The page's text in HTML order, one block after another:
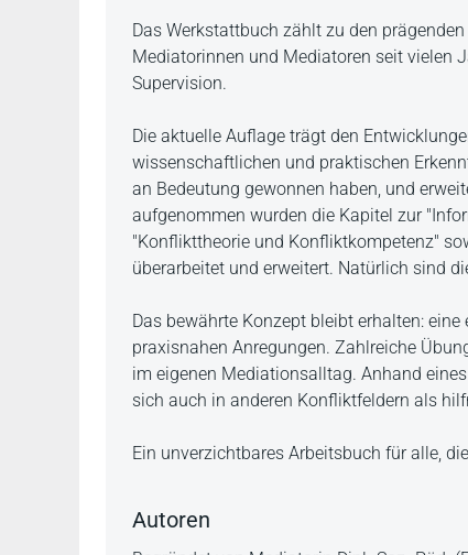
Beschreibung
Das Werkstattbuch zählt zu den
Mediatorinnen und Mediatoren seit vielen
Supervision.
Die aktuelle Auflage trägt den
wissenschaftlichen und praktischen
an Bedeutung gewonnen haben, und
aufgenommen wurden die Kapitel zur
"Konflikttheorie und Konfliktkompetenz"
überarbeitet und erweitert. Natürlich sind
Das bewährte Konzept bleibt erhalten:
praxisnahen Anregungen. Zahlreiche
im eigenen Mediationsalltag. Anhand
sich auch in anderen Konfliktfeldern als
Ein unverzichtbares Arbeitsbuch für alle,
Autoren